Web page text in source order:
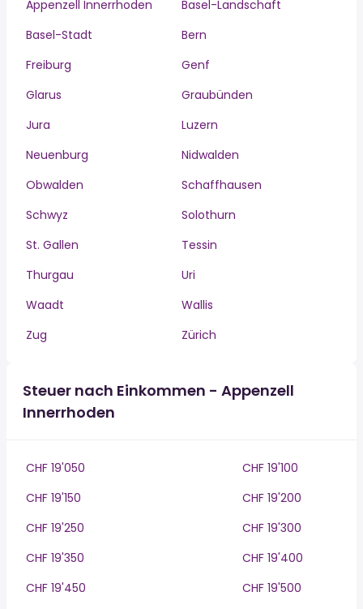
Appenzell Innerrhoden
Basel-Landschaft
Basel-Stadt
Bern
Freiburg
Genf
Glarus
Graubünden
Jura
Luzern
Neuenburg
Nidwalden
Obwalden
Schaffhausen
Schwyz
Solothurn
St. Gallen
Tessin
Thurgau
Uri
Waadt
Wallis
Zug
Zürich
Steuer nach Einkommen - Appenzell
Innerrhoden
CHF 19'050
CHF 19'100
CHF 19'150
CHF 19'200
CHF 19'250
CHF 19'300
CHF 19'350
CHF 19'400
CHF 19'450
CHF 19'500